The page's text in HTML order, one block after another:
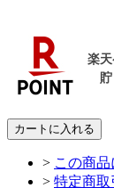
カートに入れる
> この商
> 特定商取